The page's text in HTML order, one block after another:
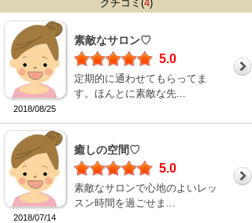
クチコミ(4)
2018/08/25
素敵なサロン♡
5.0
定期的に通わせてもらってま
す。ほんとに素敵な先...
2018/07/14
癒しの空間♡
5.0
素敵なサロンで心地のよいレッ
スン時間を過ごせま...